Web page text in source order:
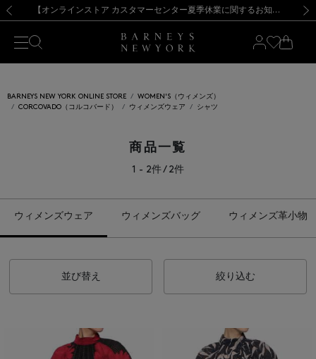
新規登録のお客様も対象！＜MY BARNEYS＞会員のお客様は11,000円（税込）以上のお買上げで常時送料無料！お買い物の際は会員登録を！
【夏季休業に伴う出荷一時停止のお知らせ】(2026.8.7) 【オンラインストア カスタマーセンター夏季休業に関するお知らせ】（2026.8.7）
【夏季休業に伴う返品・交換承り一時停止のお知らせ】（2026.8.5）
熊本県を中心とした地震の影響によるお荷物のお届けについて
【開催中】SUMMER SALEのご案内・ご注意事項 新規登録のお客様も対象！＜MY BARNEYS＞会員のお客様は11,000円（税込）以上のお買上げで常時送料無料！お買い物の際は会員登録を！
【夏季休業に伴う出荷一時停止のお知らせ】(2026.8.7)
BARNEYS NEW YORK ONLINE STORE
WOMEN'S（ウィメンズ）
CORCOVADO（コルコバード）
ウィメンズウェア シャツ
商品一覧
1 - 2件 / 2件
ウィメンズウェア ウィメンズバッグ ウィメンズ革小物
並び替え 絞り込む